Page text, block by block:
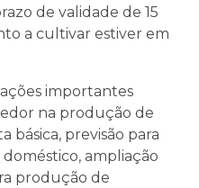
de validade de 15
a cultivar estiver em
importantes
na produção de
básica, previsão para
ampliação
produção de